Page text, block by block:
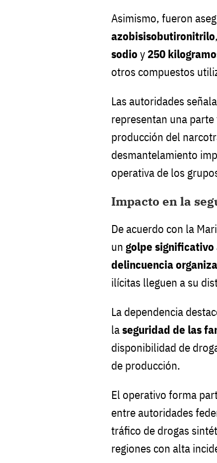
Asimismo, fueron
azobisisobutironitrilo,
sodio y 250
otros compuestos
Las autoridades
representan una
producción del
desmantelamiento
operativa de los
Impacto en la
De acuerdo con la
un golpe significativo
delincuencia
ilícitas lleguen a su
La dependencia
laseguridad de las
disponibilidad de
de producción.
El operativo forma
entre autoridades
tráfico de drogas
regiones con alta